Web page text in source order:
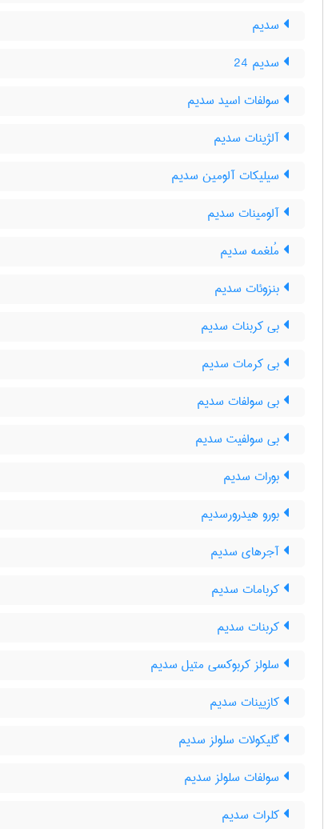
سدیم
سدیم 24
سولفات اسید سدیم
آلژینات سدیم
سیلیکات آلومین سدیم
آلومینات سدیم
مُلغمه سدیم
بنزوئات سدیم
بی کربنات سدیم
بی کرمات سدیم
بی سولفات سدیم
بی سولفیت سدیم
بورات سدیم
بورو هیدرورسدیم
آجرهای سدیم
کربامات سدیم
کربنات سدیم
سلولز کربوکسی متیل سدیم
کازیینات سدیم
گلیکولات سلولز سدیم
سولفات سلولز سدیم
کلرات سدیم